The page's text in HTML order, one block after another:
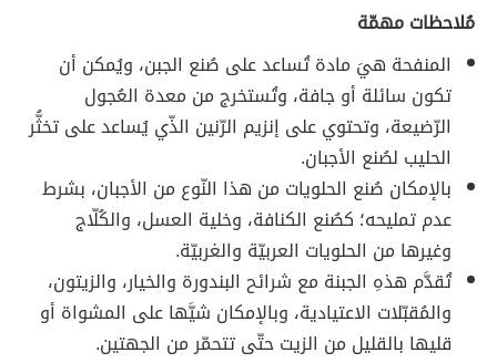
مُلاحظات مهمّة
المنفحة هيَ مادة تُساعد على صُنع الجبن، ويُمكن أن
تكون سائلة أو جافة، وتُستخرج من معدة العُجول
الرّضيعة، وتحتوي على إنزيم الرّنين الذّي يُساعد على تخثُّر
الحليب لصُنع الأجبان.
بالإمكان صُنع الحلويات من هذا النّوع من الأجبان، بشرط
عدم تمليحه؛ كصُنع الكنافة، وخلية العسل، والكُلّاج
وغيرها من الحلويات العربيّة والغربيّة.
تُقدَّم هذهِ الجبنة مع شرائح البندورة والخيار، والزيتون،
والمُقبّلات الاعتيادية، وبالإمكان شيَّها على المشواة أو
قليها بالقليل من الزيت حتّى تتحمّر من الجهتين.